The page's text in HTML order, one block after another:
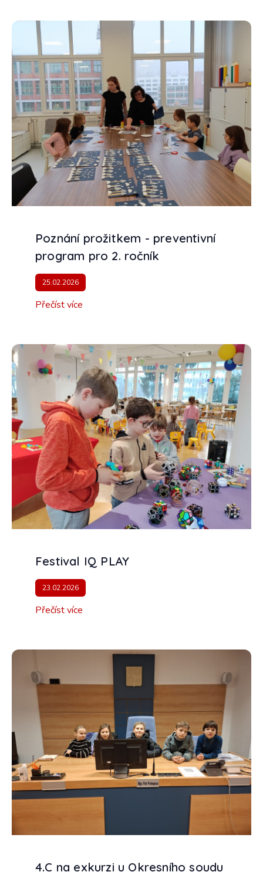
Poznání prožitkem - preventivní
program pro 2. ročník
25.02.2026
Přečíst více
Festival IQ PLAY
23.02.2026
Přečíst více
4.C na exkurzi u Okresního soudu